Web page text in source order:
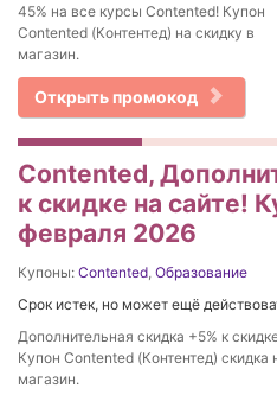
45% на все курсы Contented! Купон
Contented (Контентед) на скидку в
магазин.
Открыть промокод
Contented,
к скидке на сайте!
февраля 2026
Купоны: Contented Образование
Срок истек, но может ещё
Дополнительная скидка +5% к
Купон Contented (Контентед) скидка
магазин.